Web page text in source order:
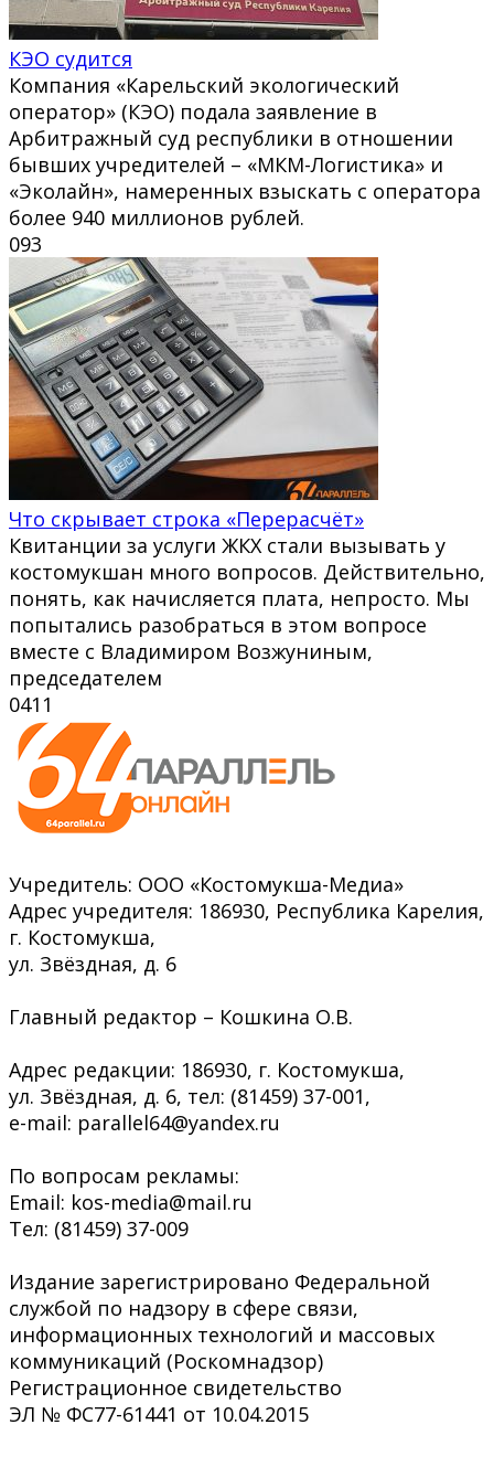
КЭО судится
Компания «Карельский экологический
оператор» (КЭО) подала заявление в
Арбитражный суд республики в отношении
бывших учредителей – «МКМ-Логистика» и
«Эколайн», намеренных взыскать с оператора
более 940 миллионов рублей.
093
Что скрывает строка «Перерасчёт»
Квитанции за услуги ЖКХ стали вызывать у
костомукшан много вопросов. Действительно,
понять, как начисляется плата, непросто. Мы
попытались разобраться в этом вопросе
вместе с Владимиром Возжуниным,
председателем
0411
Учредитель: ООО «Костомукша-Медиа»
Адрес учредителя: 186930, Республика Карелия,
г. Костомукша,
ул. Звёздная, д. 6
Главный редактор – Кошкина О.В.
Адрес редакции: 186930, г. Костомукша,
ул. Звёздная, д. 6, тел: (81459) 37-001,
e-mail: parallel64@yandex.ru
По вопросам рекламы:
Email: kos-media@mail.ru
Тел: (81459) 37-009
Издание зарегистрировано Федеральной
службой по надзору в сфере связи,
информационных технологий и массовых
коммуникаций (Роскомнадзор)
Регистрационное свидетельство
ЭЛ № ФС77-61441 от 10.04.2015